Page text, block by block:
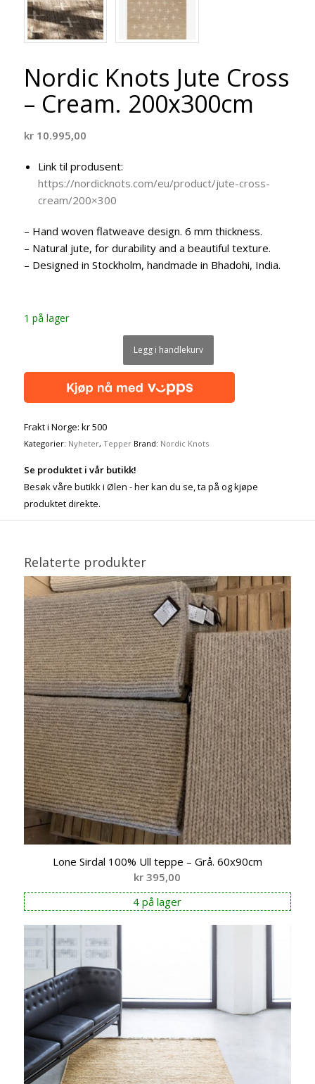
Nordic Knots Jute Cross
– Cream. 200x300cm
kr10.995,00
Link til produsent:
https://nordicknots.com/eu/product/jute-cross-
cream/200×300
– Hand woven flatweave design. 6 mm thickness.
– Natural jute, for durability and a beautiful texture.
– Designed in Stockholm, handmade in Bhadohi, India.
1 på lager
Legg i handlekurv
Frakt i Norge: kr 500
Kategorier: Nyheter, Tepper Brand: Nordic Knots
Se produktet i vår butikk!
Besøk våre butikk i Ølen - her kan du se, ta på og kjøpe
produktet direkte.
Relaterte produkter
Lone Sirdal 100% Ull teppe – Grå. 60x90cm
kr 395,00
4 på lager